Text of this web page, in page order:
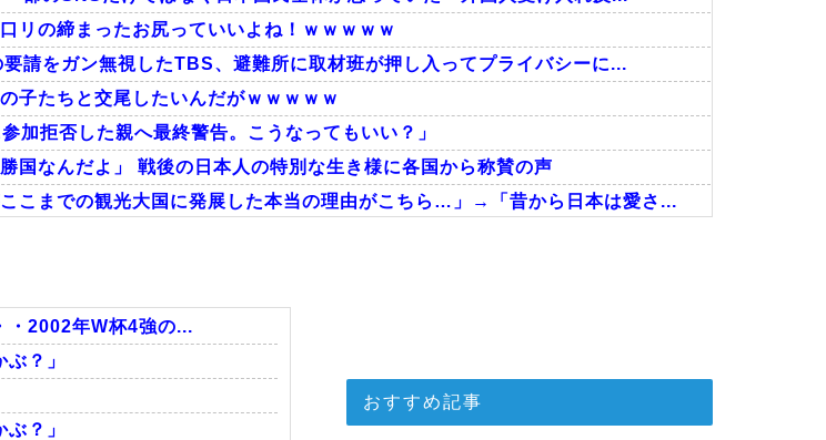
口リの締まったお尻っていいよね！ｗｗｗｗｗ
要請をガン無視したTBS、避難所に取材班が押し入ってプライバシーに...
子たちと交尾したいんだがｗｗｗｗｗ
加拒否した親へ最終警告。こうなってもいい？」
国なんだよ」 戦後の日本人の特別な生き様に各国から称賛の声
こまでの観光大国に発展した本当の理由がこちら…」→「昔から日本は愛さ...
カー協会関係者が『不適切接待は慣行だった』と衝撃発言！日韓ワールドカ...
相互RSS
・2002年W杯4強の...
？」
？」
おすすめ記事